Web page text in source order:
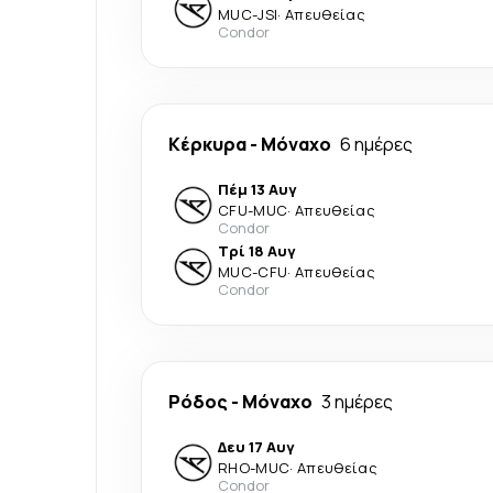
MUC-JSI· Απευθείας
Condor
Κέρκυρα- Μόναχο 6 ημέρες
Πέμ 13 Αυγ
CFU-MUC· Απευθείας
Condor
Τρί 18 Αυγ
MUC-CFU· Απευθείας
Condor
Ρόδος - Μόναχο 3 ημέρες
Δευ 17 Αυγ
RHO-MUC· Απευθείας
Condor